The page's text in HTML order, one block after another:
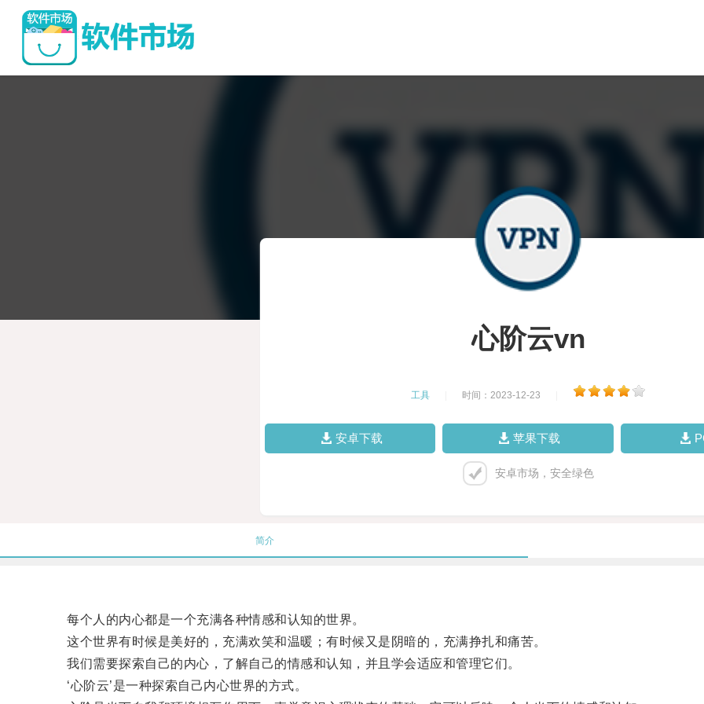
心阶云vn
工具 时间：2023-12-23
安卓下载 苹果下载
安卓市场，安全绿色
简介
每个人的内心都是一个充满各种情感和认知的世界。
这个世界有时候是美好的，充满欢笑和温暖；有时候又是阴暗的，充满挣扎和痛苦。
我们需要探索自己的内心，了解自己的情感和认知，并且学会适应和管理它们。
‘心阶云’是一种探索自己内心世界的方式。